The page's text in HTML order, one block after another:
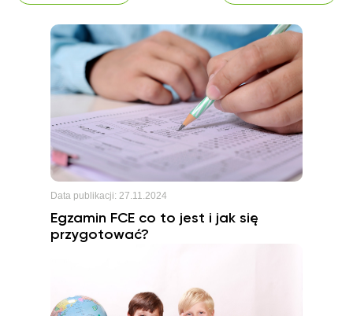
Data publikacji: 27.11.2024
Egzamin FCE co to jest i jak się
przygotować?